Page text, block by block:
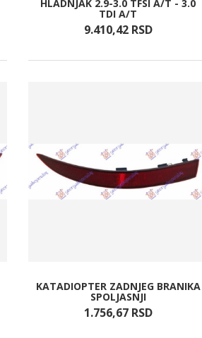
HLADNJAK 2.9-3.0 TFSI A/T - 3.0
TDI A/T
9.410,42 RSD
KATADIOPTER ZADNJEG BRANIKA
SPOLJASNJI
1.756,67 RSD